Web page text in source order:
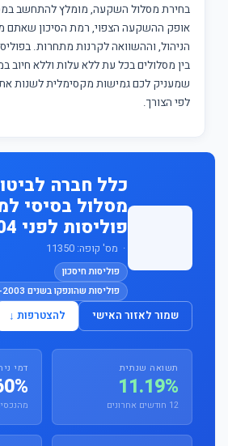
בחירת מסלול השקעה, מומלץ להתחשב
אופק ההשקעה הצפוי, רמת הסיכון שאתם
הניהול, וההשוואה לקרנות מתחרות.
בין מסלולים בכל עת ללא עלות וללא חיוב
שמעניק לכם גמישות מקסימלית לשנות
לפי הצורך.
כלל חברה
מסלול בסיסי
פוליסות לפני 2004
· מס' קופה: 11350
פוליסות חיסכון
פוליסות שהונפקו בשנים 1992-2003
שמור לאזור האישי להצטרפות ↓
תשואה שנתית
11.19%
12 חודשים אחרונים
דמי